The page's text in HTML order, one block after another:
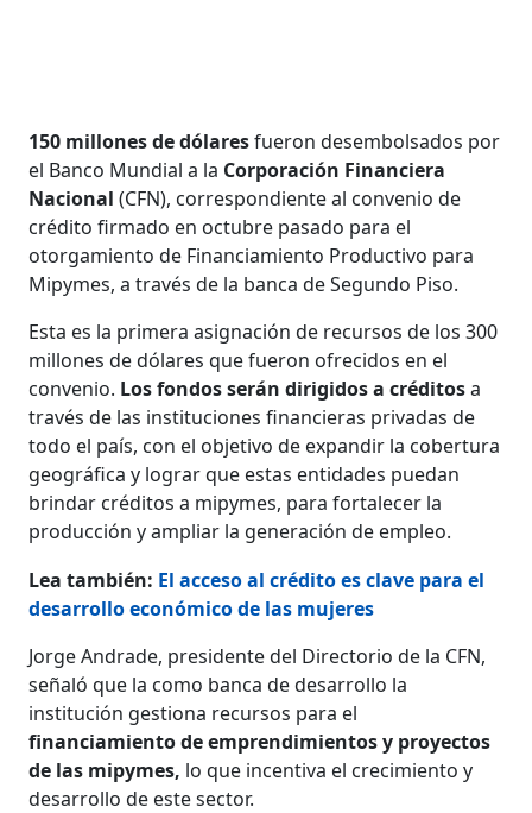
150 millones de dólaresfueron desembolsados por
el Banco Mundial a la Corporación Financiera
Nacional(CFN), correspondiente al convenio de
crédito firmado en octubre pasado para el
otorgamiento de Financiamiento Productivo para
Mipymes, a través de la banca de Segundo Piso.
Esta es la primera asignación de recursos de los 300
millones de dólares que fueron ofrecidos en el
convenio. Los fondos serán dirigidos a créditosa
través de las instituciones financieras privadas de
todo el país, con el objetivo de expandir la cobertura
geográfica y lograr que estas entidades puedan
brindar créditos a mipymes, para fortalecer la
producción y ampliar la generación de empleo.
Lea también: El acceso al crédito es clave para el
desarrollo económico de las mujeres
Jorge Andrade, presidente del Directorio de la CFN,
señaló que la como banca de desarrollo la
institución gestiona recursos para el
financiamiento de emprendimientos y proyectos
de las mipymes, lo que incentiva el crecimiento y
desarrollo de este sector.